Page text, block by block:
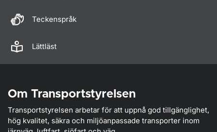
Teckenspråk
Lättläst
Om Transportstyrelsen
Transportstyrelsen arbetar för att uppnå god tillgänglighet,
hög kvalitet, säkra och miljöanpassade transporter inom